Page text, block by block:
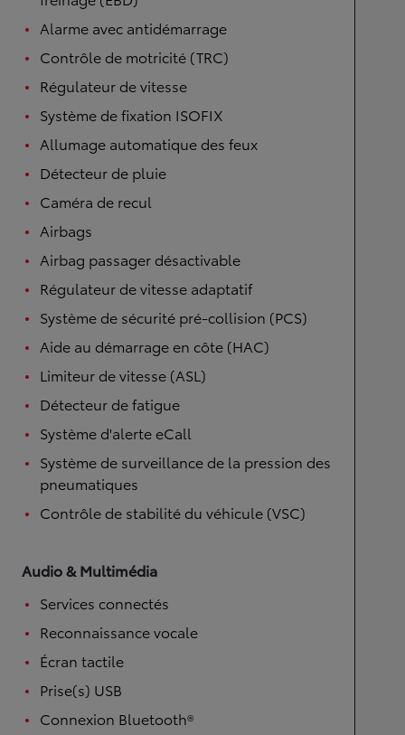
Alarme avec antidémarrage
Contrôle de motricité (TRC)
Régulateur de vitesse
Système de fixation ISOFIX
Allumage automatique des feux
Détecteur de pluie
Caméra de recul
Airbags
Airbag passager désactivable
Régulateur de vitesse adaptatif
Système de sécurité pré-collision (PCS)
Aide au démarrage en côte (HAC)
Limiteur de vitesse (ASL)
Détecteur de fatigue
Système d'alerte eCall
Système de surveillance de la pression des
pneumatiques
Contrôle de stabilité du véhicule (VSC)
Audio & Multimédia
Services connectés
Reconnaissance vocale
Écran tactile
Prise(s) USB
Connexion Bluetooth®